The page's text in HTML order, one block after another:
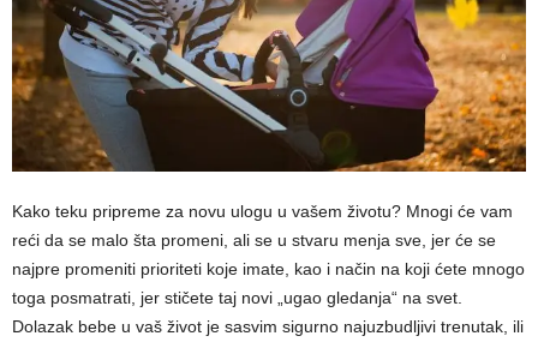
Kako teku pripreme za novu ulogu u vašem životu? Mnogi će vam
reći da se malo šta promeni, ali se u stvaru menja sve, jer će se
najpre promeniti prioriteti koje imate, kao i način na koji ćete mnogo
toga posmatrati, jer stičete taj novi „ugao gledanja“ na svet.
Dolazak bebe u vaš život je sasvim sigurno najuzbudljivi trenutak, ili